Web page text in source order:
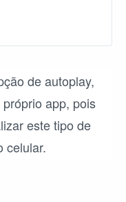
de autoplay,
app, pois
este tipo de
celular.